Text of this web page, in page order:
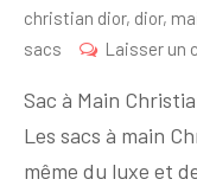
christian dior, dior,
sacs
Laisser un
Sac à Main
Les sacs à main
même du luxe et